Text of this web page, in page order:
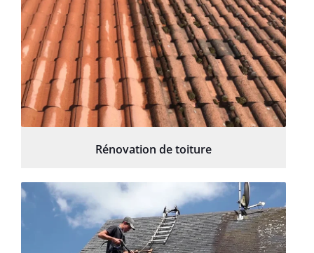
Rénovation de toiture